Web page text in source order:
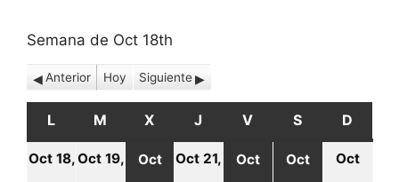
Semana de Oct 18th
Anterior Hoy Siguiente
L LUNES
M MARTES
X MIÉRCOLES
J JUEVES
V VIERNES
S SÁBADO
D
Oct 18,Oct 19,
Oct
Oct 21,
Oct
Oct
Oct